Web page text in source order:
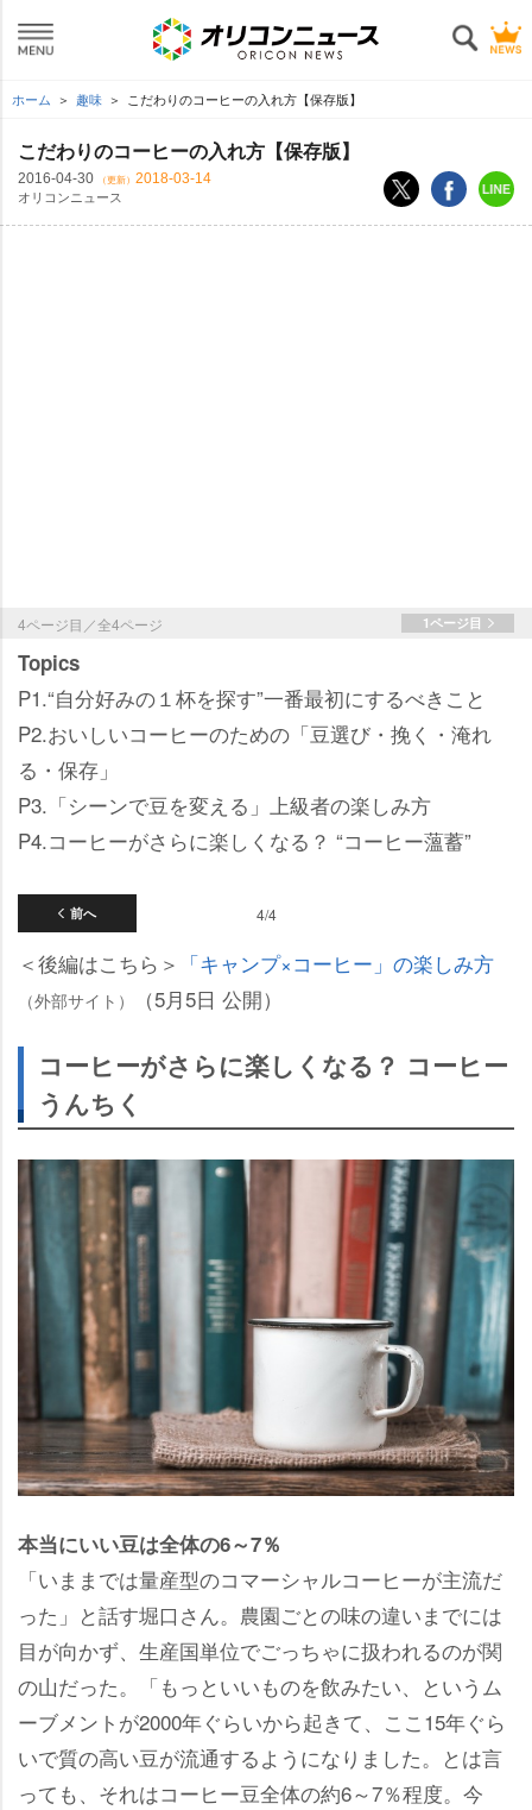
ホーム 趣味 こだわりのコーヒーの入れ方【保存版】
こだわりのコーヒーの入れ方【保存版】
2016-04-30 （更新） 2018-03-14
オリコンニュース
4ページ目／全4ページ 1ページ目
Topics
P1.“自分好みの１杯を探す”一番最初にするべきこと
P2.おいしいコーヒーのための「豆選び・挽く・淹れ
る・保存」
P3.「シーンで豆を変える」上級者の楽しみ方
P4.コーヒーがさらに楽しくなる？ “コーヒー薀蓄”
前へ 4/4
＜後編はこちら＞ 「キャンプ×コーヒー」の楽しみ方
（外部サイト） （5月5日 公開）
コーヒーがさらに楽しくなる？ コーヒー
うんちく
本当にいい豆は全体の6～7％
「いままでは量産型のコマーシャルコーヒーが主流だ
った」と話す堀口さん。農園ごとの味の違いまでには
目が向かず、生産国単位でごっちゃに扱われるのが関
の山だった。「もっといいものを飲みたい、というム
ーブメントが2000年ぐらいから起きて、ここ15年ぐら
いで質の高い豆が流通するようになりました。とは言
っても、それはコーヒー豆全体の約6～7％程度。今